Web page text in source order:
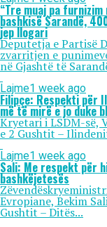
“Tre muaj pa furnizim
bashkisë Sarandë,
jep llogari
Deputetja e Partisë
zvarritjen e
në Gjashtë të
Lajme1 week ago
Filipçe: Respekti për
më të mirë e jo duke
Kryetari i LSDM-së,
e 2 Gushtit –
Lajme1 week ago
Sali: Me respekt për
bashkëjetesës
Evropiane, Bekim
Gushtit – Ditës...